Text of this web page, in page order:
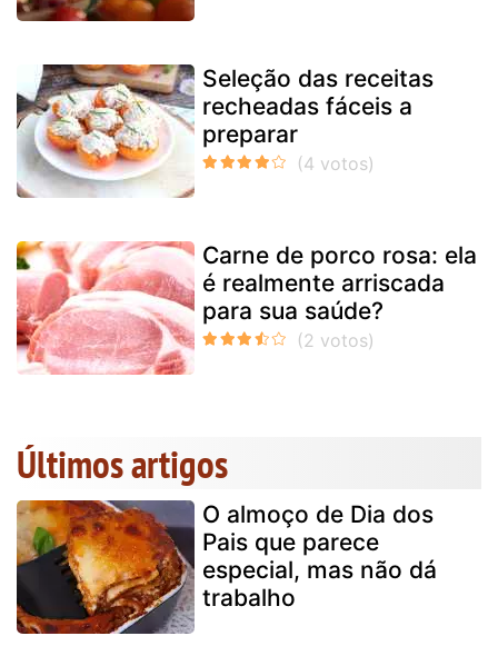
Seleção das receitas
recheadas fáceis a
preparar
Carne de porco rosa: ela
é realmente arriscada
para sua saúde?
Últimos artigos
O almoço de Dia dos
Pais que parece
especial, mas não dá
trabalho